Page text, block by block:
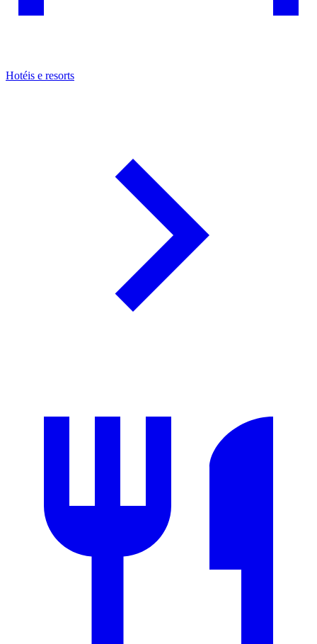
Hotéis e resorts